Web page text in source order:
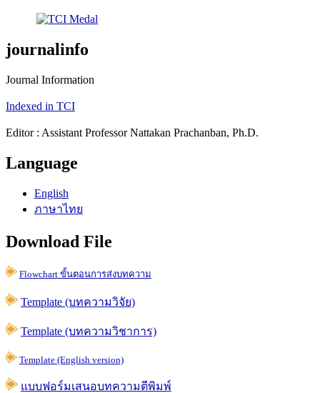
journalinfo
Journal Information
Indexed in TCI
Editor : Assistant Professor Nattakan Prachanban, Ph.D.
Language
English
ภาษาไทย
Download File
Flowchart ขั้นตอนการส่งบทความ
Template (บทความวิจัย)
Template (บทความวิชาการ)
Template (English version)
แบบฟอร์มเสนอบทความตีพิมพ์